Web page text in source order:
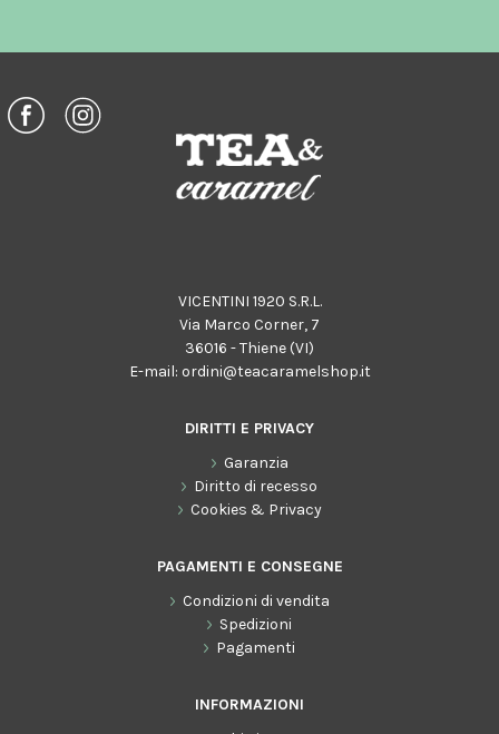
VICENTINI 1920 S.R.L.
Via Marco Corner, 7
36016 - Thiene (VI)
E-mail: ordini@teacaramelshop.it
DIRITTI E PRIVACY
Garanzia
Diritto di recesso
Cookies & Privacy
PAGAMENTI E CONSEGNE
Condizioni di vendita
Spedizioni
Pagamenti
INFORMAZIONI